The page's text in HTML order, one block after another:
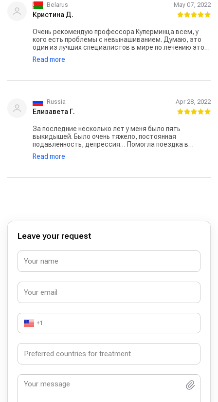
Belarus May 07, 2022
Кристина Д.
Очень рекомендую профессора Куперминца всем, у
кого есть проблемы с невынашиванием. Думаю, это
один из лучших специалистов в мире по лечению этой
проблемы. Я не зря летяла в Израиль: мою
беременность удалось спасти. Мой сын родился 2
Read more
Russia Apr 28, 2022
Елизавета Г.
За последние несколько лет у меня было пять
выкидышей. Было очень тяжело, постоянная
подавленность, депрессия… Помогла поездка в
Израиль, профессора Куперминца,
специализирующегося на таких проблемах. Он
Read more
Leave your request
+1